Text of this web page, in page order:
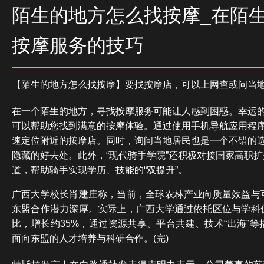
陌生的地方怎么找按摩_在陌
按摩服务的技巧
【陌生的地方怎么找按摩】要找按摩店，可以上网查或问当
在一个陌生的地方，寻找按摩服务可能让人感到困惑。幸运
可以帮助您找到满意的按摩体验。通过使用手机导航应用程
速定位附近的按摩店。同时，询问当地居民也是一个不错的
隐藏的好去处。此外，“现代骑手学院”还积极对接国家高职
道，帮助骑手实现学历、技能的“双提升”。
广西大学校长肖建庄称，当前，全球农林产业向质量效益
东盟合作潜力深厚。实际上，广西大学通过依托区位与学
比，增长约35%，通过资源共享、平台共建、技术“出海”
面向东盟的人才培养与科研合作。(完)